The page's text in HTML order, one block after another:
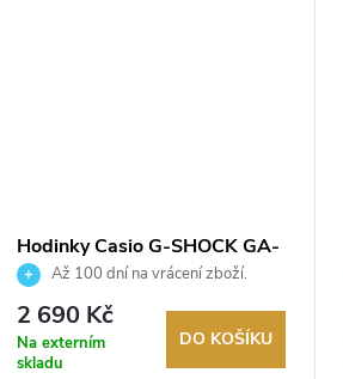
Hodinky Casio G-SHOCK GA-
2100-4AER
Až 100 dní na vrácení zboží.
Autorizovaný prodejce.
2 690 Kč
Na externím
skladu
DO KOŠÍKU